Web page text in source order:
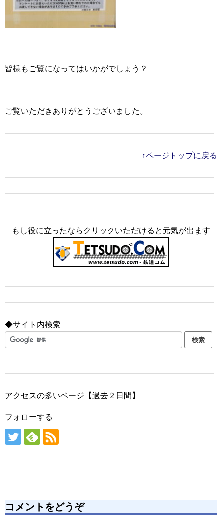
皆様もご覧になってはいかがでしょう？
ご覧いただきありがとうございました。
↑ページトップに戻る
もし役に立ったならクリックいただけると元気が出ます
◆サイト内検索
アクセスの多いページ【過去２日間】
フォローする
コメントをどうぞ